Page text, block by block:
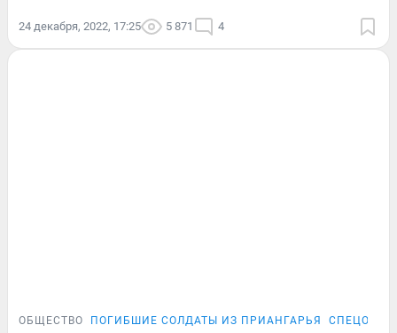
24 декабря, 2022, 17:25 5 871 4
ОБЩЕСТВО ПОГИБШИЕ СОЛДАТЫ ИЗ ПРИАНГАРЬЯ